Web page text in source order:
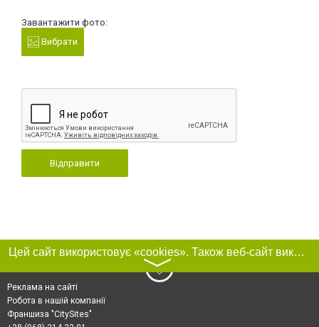
Завантажити фото:
Вибрати
Відправити
Цей сайт використовує «cookies». Також веб-сайт використовує інтернет-сервіс для збору технічних даних стосовно відвідувачів з метою отримання маркетингової та статистичної інформації. Умови обробки даних відвідувачів сайту див.
〉
Реклама на сайті
Робота в нашій компанії
Франшиза "CitySites"